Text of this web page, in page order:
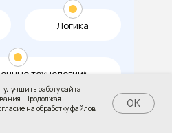
Логика
технологии*
День открытых дверей
работу сайта
Продолжая
на обработку файлов
OK